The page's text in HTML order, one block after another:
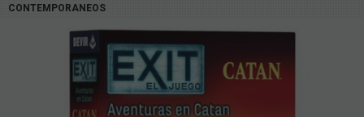
CONTEMPORANEOS